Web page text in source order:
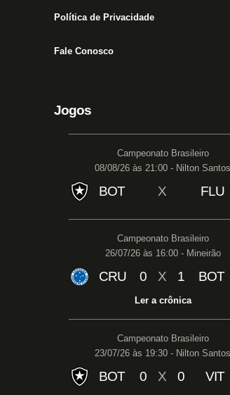
Política de Privacidade
Fale Conosco
Jogos
Campeonato Brasileiro
08/08/26 às 21:00 - Nilton Santos
BOT X FLU
Campeonato Brasileiro
26/07/26 às 16:00 - Mineirão
CRU 0 X 1 BOT
Ler a crônica
Campeonato Brasileiro
23/07/26 às 19:30 - Nilton Santos
BOT 0 X 0 VIT